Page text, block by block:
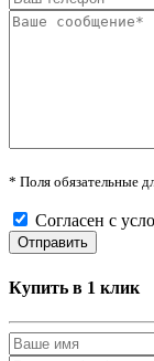
* Поля обязательные
Согласен с
Купить в 1 клик